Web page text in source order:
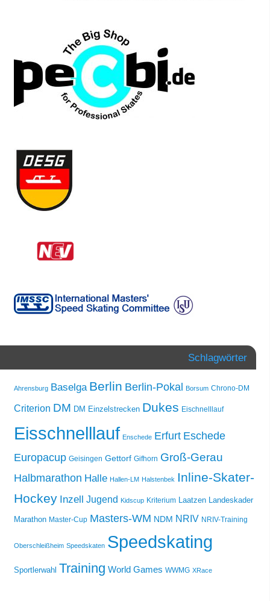
Schlagwörter
Ahrensburg Baselga Berlin Berlin-Pokal Borsum Chrono-DM
Criterion DM DM Einzelstrecken Dukes Eischnelllauf
Eisschnelllauf Enschede Erfurt Eschede
Europacup Geisingen Gettorf Gifhorn Groß-Gerau
Halbmarathon Halle Hallen-LM Halstenbek Inline-Skater-
Hockey Inzell Jugend Kidscup Kriterium Laatzen Landeskader
Marathon Master-Cup Masters-WM NDM NRIV NRIV-Training
Oberschleißheim Speedskaten Speedskating
Sportlerwahl Training World Games WWMG XRace